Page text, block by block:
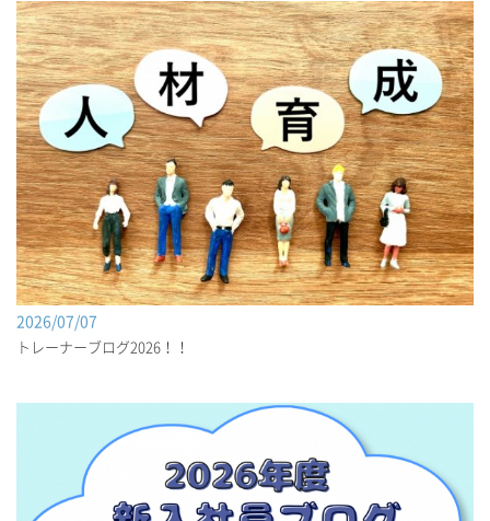
2026/07/07
トレーナーブログ2026！！